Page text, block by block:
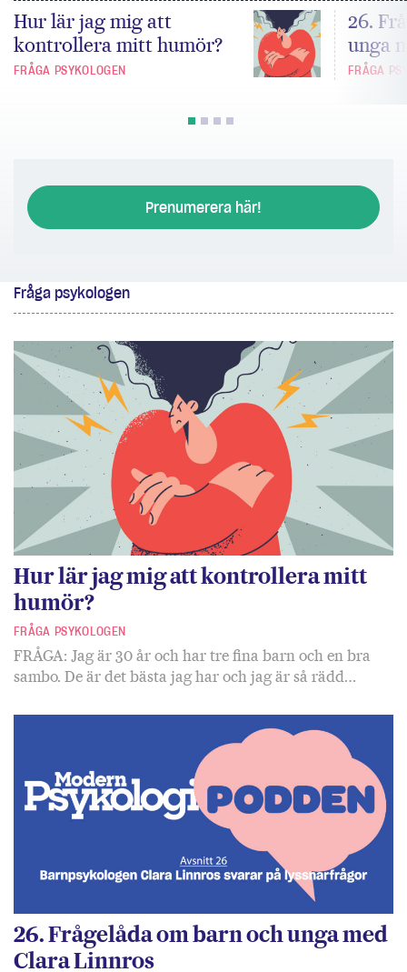
Hur lär jag mig att
kontrollera mitt humör?
FRÅGA PSYKOLOGEN
26.
unga
FRÅGA
Prenumerera här!
Fråga psykologen
Hur lär jag mig att kontrollera mitt
humör?
FRÅGA PSYKOLOGEN
FRÅGA: Jag är 30 år och har tre fina barn och en bra
sambo. De är det bästa jag har och jag är så rädd…
26. Frågelåda om barn och unga med
Clara Linnros